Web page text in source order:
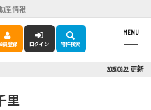
産情報
員登録 ログイン 物件検索
MENU
2025.09.22 更新
里